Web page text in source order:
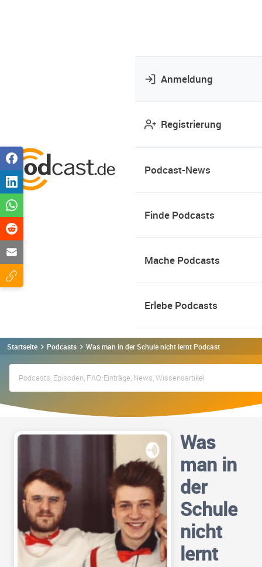
Anmeldung
Registrierung
Podcast-News
Finde Podcasts
Mache Podcasts
Erlebe Podcasts
Startseite Podcasts Was man in der Schule nicht lernt Podcast
Was
man in
der
Schule
nicht
lernt